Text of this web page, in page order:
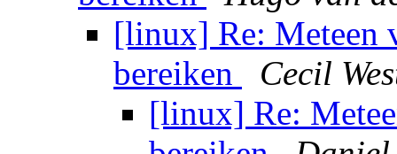
[linux] Re: Meteen
bereiken
Cecil
[linux] Re: